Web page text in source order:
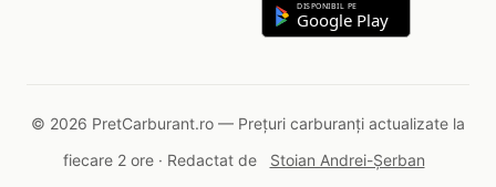
DISPONIBIL PE
Google Play
© 2026 PretCarburant.ro — Prețuri carburanți actualizate la
fiecare 2 ore · Redactat de
Stoian Andrei-Șerban